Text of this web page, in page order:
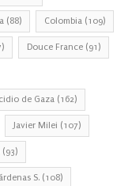
(88) Colombia (109)
Douce France (91)
de Gaza (162)
Javier Milei (107)
(93)
S. (108)